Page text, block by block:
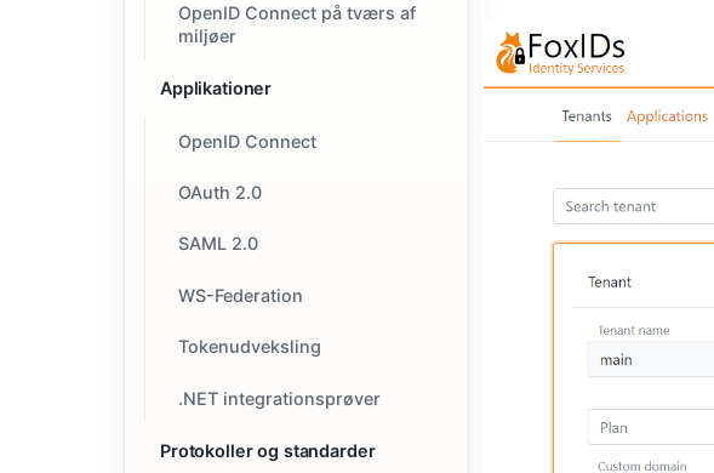
OpenID Connect på tværs af
miljøer
Applikationer
OpenID Connect
OAuth 2.0
SAML 2.0
WS-Federation
Tokenudveksling
.NET integrationsprøver
Protokoller og standarder